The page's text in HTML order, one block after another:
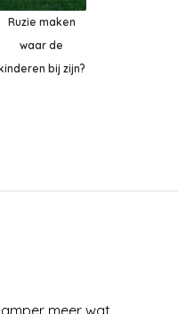
Ruzie maken
waar de
kinderen bij zijn?